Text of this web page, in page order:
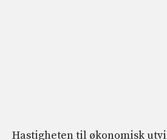
Hastigheten til økonomisk